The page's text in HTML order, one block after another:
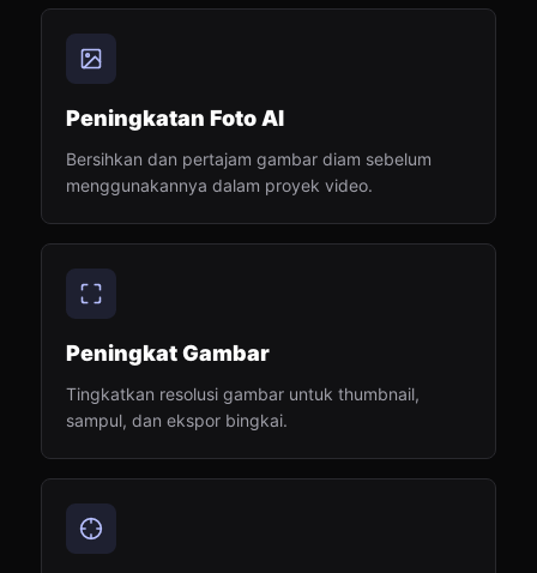
Peningkatan Foto AI
Bersihkan dan pertajam gambar diam sebelum
menggunakannya dalam proyek video.
Peningkat Gambar
Tingkatkan resolusi gambar untuk thumbnail,
sampul, dan ekspor bingkai.